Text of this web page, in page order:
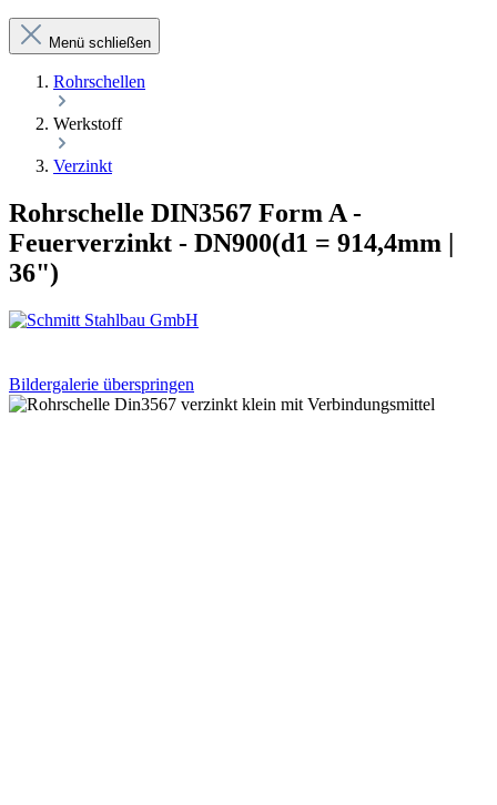
Menü schließen
Rohrschellen
Werkstoff
Verzinkt
Rohrschelle DIN3567 Form A -
Feuerverzinkt - DN900(d1 = 914,4mm |
36")
Bildergalerie überspringen